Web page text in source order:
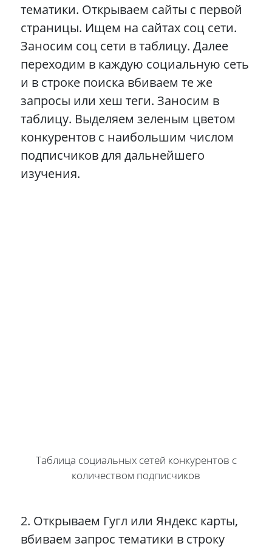
тематики. Открываем сайты с первой
страницы. Ищем на сайтах соц сети.
Заносим соц сети в таблицу. Далее
переходим в каждую социальную сеть
и в строке поиска вбиваем те же
запросы или хеш теги. Заносим в
таблицу. Выделяем зеленым цветом
конкурентов с наибольшим числом
подписчиков для дальнейшего
изучения.
Таблица социальных сетей конкурентов с
количеством подписчиков
2. Открываем Гугл или Яндекс карты,
вбиваем запрос тематики в строку